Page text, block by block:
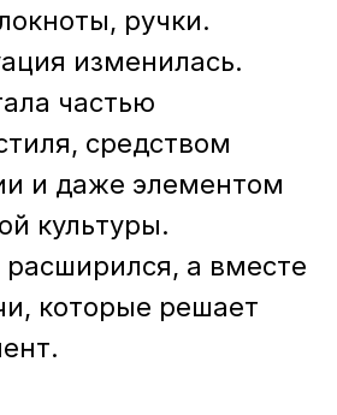
ручки.
изменилась.
частью
средством
и даже элементом
культуры.
а вместе
которые решает